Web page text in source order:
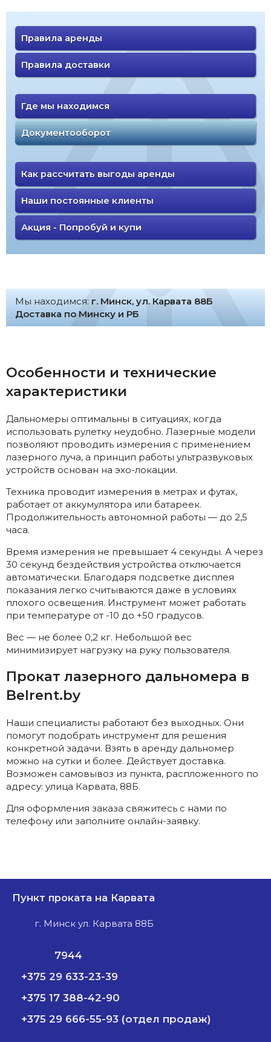
Правила аренды
Правила доставки
Где мы находимся
Документооборот
Как рассчитать выгоды аренды
Наши постоянные клиенты
Акция - Попробуй и купи
Мы находимся: г. Минск, ул. Карвата 88Б
Доставка по Минску и РБ
Особенности и технические
характеристики
Дальномеры оптимальны в ситуациях, когда
использовать рулетку неудобно. Лазерные модели
позволяют проводить измерения с применением
лазерного луча, а принцип работы ультразвуковых
устройств основан на эхо-локации.
Техника проводит измерения в метрах и футах,
работает от аккумулятора или батареек.
Продолжительность автономной работы — до 2,5
часа.
Время измерения не превышает 4 секунды. А через
30 секунд бездействия устройства отключается
автоматически. Благодаря подсветке дисплея
показания легко считываются даже в условиях
плохого освещения. Инструмент может работать
при температуре от -10 до +50 градусов.
Вес — не более 0,2 кг. Небольшой вес
минимизирует нагрузку на руку пользователя.
Прокат лазерного дальномера в
Belrent.by
Наши специалисты работают без выходных. Они
помогут подобрать инструмент для решения
конкретной задачи. Взять в аренду дальномер
можно на сутки и более. Действует доставка.
Возможен самовывоз из пункта, распложенного по
адресу: улица Карвата, 88Б.
Для оформления заказа свяжитесь с нами по
телефону или заполните онлайн-заявку.
Пункт проката на Карвата
г. Минск ул. Карвата 88Б
7944
+375 29 633-23-39
+375 17 388-42-90
+375 29 666-55-93 (отдел продаж)